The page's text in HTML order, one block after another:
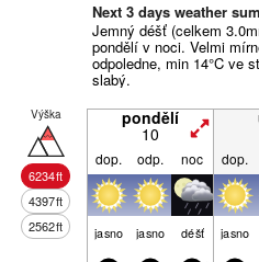
Next 3 days weather
Jemný déšť (celkem
pondělí v noci. Velmi
odpoledne, min 14°C ve
slabý.
Výška
6234ft
4397ft
2562ft
pondělí
10
dop. odp. noc dop.
jasno jasno déšť jasno